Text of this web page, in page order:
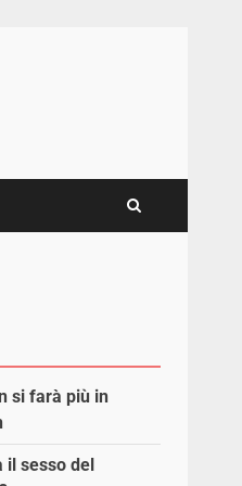
si farà più in
il sesso del